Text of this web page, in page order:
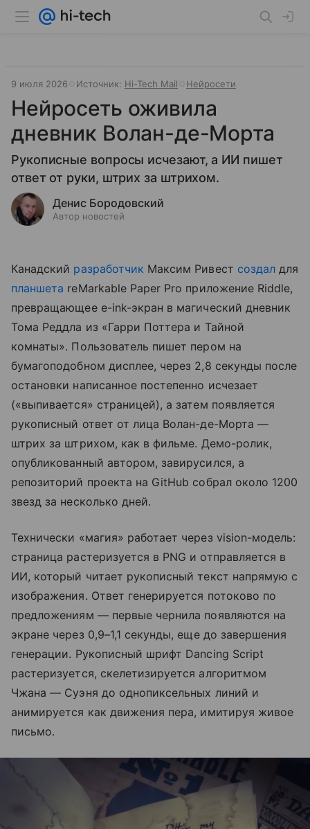
9 июля 2026 Источник: Hi-Tech Mail Нейросети
Нейросеть оживила
дневник Волан-де-Морта
Рукописные вопросы исчезают, а ИИ пишет
ответ от руки, штрих за штрихом.
Денис Бородовский
Автор новостей
Канадский разработчик Максим Ривест создал для
планшета reMarkable Paper Pro приложение Riddle,
превращающее e-ink-экран в магический дневник
Тома Реддла из «Гарри Поттера и Тайной
комнаты». Пользователь пишет пером на
бумагоподобном дисплее, через 2,8 секунды после
остановки написанное постепенно исчезает
(«выпивается» страницей), а затем появляется
рукописный ответ от лица Волан-де-Морта —
штрих за штрихом, как в фильме. Демо-ролик,
опубликованный автором, завирусился, а
репозиторий проекта на GitHub собрал около 1200
звезд за несколько дней.
Технически «магия» работает через vision-модель:
страница растеризуется в PNG и отправляется в
ИИ, который читает рукописный текст напрямую с
изображения. Ответ генерируется потоково по
предложениям — первые чернила появляются на
экране через 0,9–1,1 секунды, еще до завершения
генерации. Рукописный шрифт Dancing Script
растеризуется, скелетизируется алгоритмом
Чжана — Суэня до однопиксельных линий и
анимируется как движения пера, имитируя живое
письмо.